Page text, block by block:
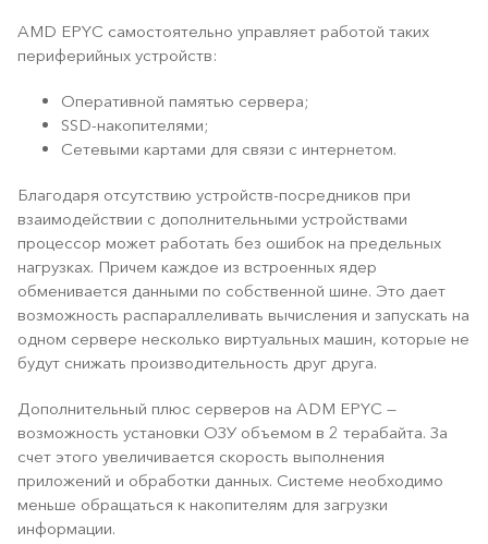
AMD EPYC самостоятельно управляет работой таких
периферийных устройств:
Оперативной памятью сервера;
SSD-накопителями;
Сетевыми картами для связи с интернетом.
Благодаря отсутствию устройств-посредников при
взаимодействии с дополнительными устройствами
процессор может работать без ошибок на предельных
нагрузках. Причем каждое из встроенных ядер
обменивается данными по собственной шине. Это дает
возможность распараллеливать вычисления и запускать на
одном сервере несколько виртуальных машин, которые не
будут снижать производительность друг друга.
Дополнительный плюс серверов на ADM EPYC —
возможность установки ОЗУ объемом в 2 терабайта. За
счет этого увеличивается скорость выполнения
приложений и обработки данных. Системе необходимо
меньше обращаться к накопителям для загрузки
информации.